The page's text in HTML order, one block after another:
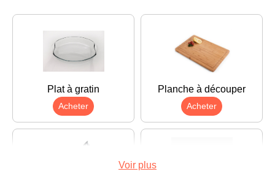
Plat à gratin
Acheter
Planche à découper
Acheter
Voir plus